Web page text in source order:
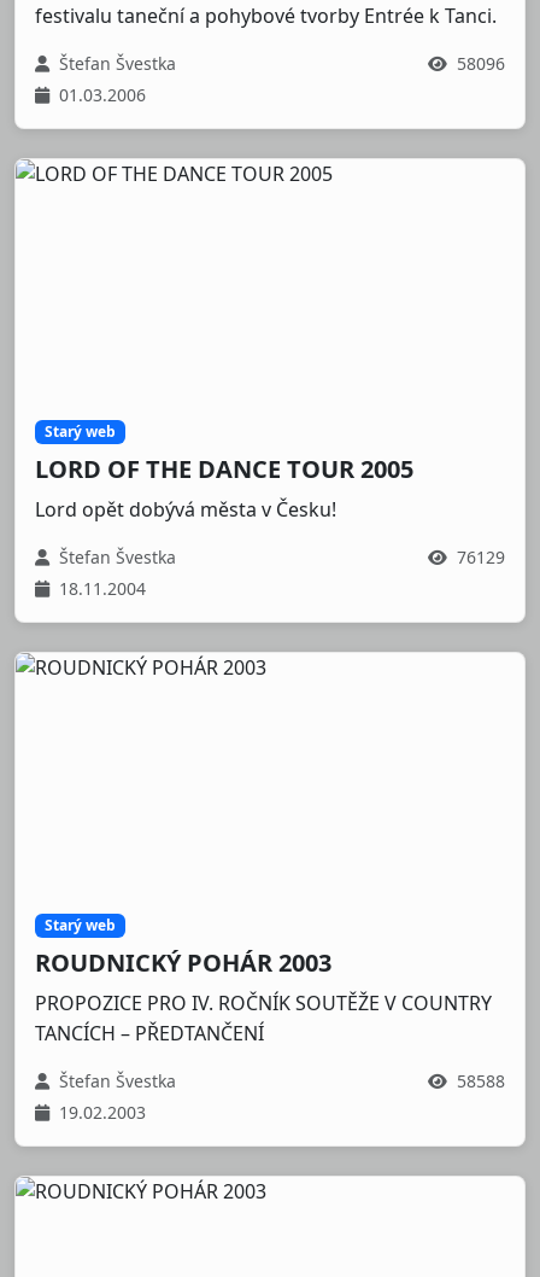
festivalu taneční a pohybové tvorby Entrée k Tanci.
Štefan Švestka
58096
01.03.2006
Starý web
LORD OF THE DANCE TOUR 2005
Lord opět dobývá města v Česku!
Štefan Švestka
76129
18.11.2004
Starý web
ROUDNICKÝ POHÁR 2003
PROPOZICE PRO IV. ROČNÍK SOUTĚŽE V COUNTRY
TANCÍCH – PŘEDTANČENÍ
Štefan Švestka
58588
19.02.2003